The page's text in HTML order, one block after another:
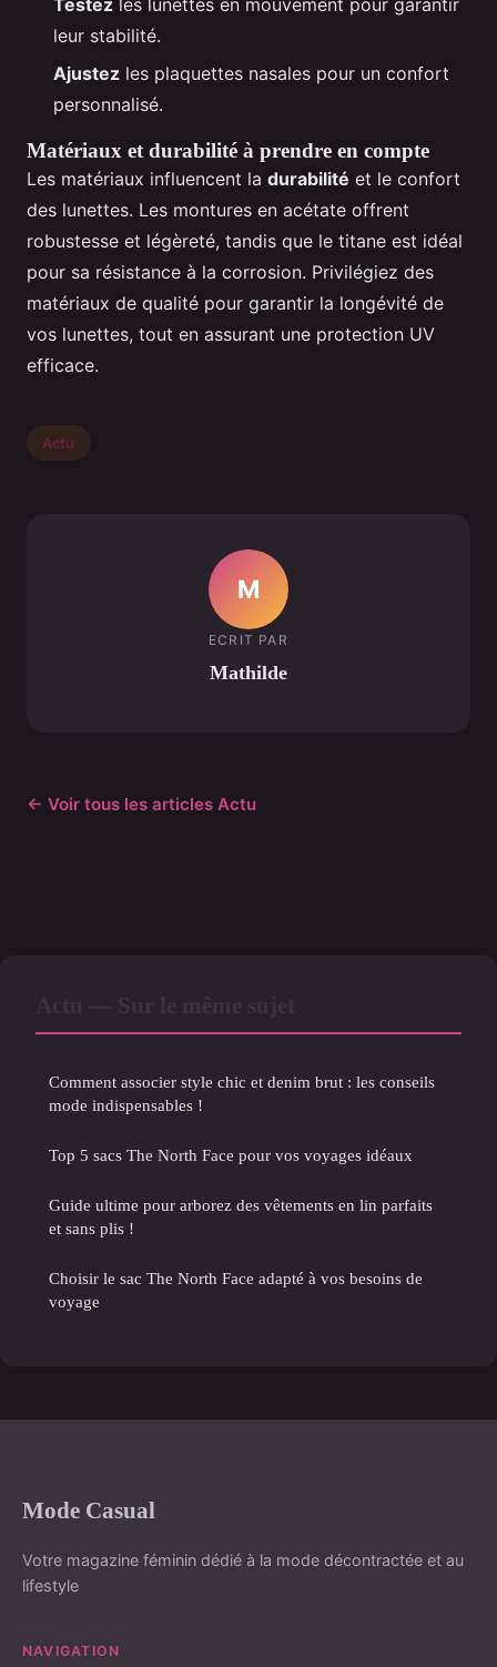
Testez les lunettes en mouvement pour garantir
leur stabilité.
Ajustez les plaquettes nasales pour un confort
personnalisé.
Matériaux et durabilité à prendre en compte
Les matériaux influencent la durabilité et le confort
des lunettes. Les montures en acétate offrent
robustesse et légèreté, tandis que le titane est idéal
pour sa résistance à la corrosion. Privilégiez des
matériaux de qualité pour garantir la longévité de
vos lunettes, tout en assurant une protection UV
efficace.
Actu
M
ECRIT PAR
Mathilde
← Voir tous les articles Actu
Comment associer style chic et denim brut : les conseils
mode indispensables !
Top 5 sacs The North Face pour vos voyages idéaux
Guide ultime pour arborez des vêtements en lin parfaits
et sans plis !
Choisir le sac The North Face adapté à vos besoins de
voyage
Mode Casual
Votre magazine féminin dédié à la mode décontractée et au
lifestyle
NAVIGATION